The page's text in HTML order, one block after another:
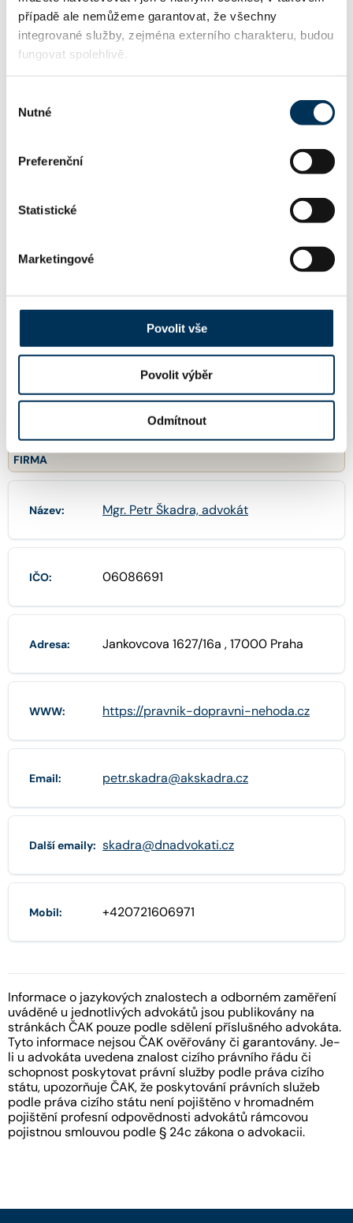
případě ale nemůžeme garantovat, že všechny
integrované služby, zejména externího charakteru, budou
fungovat spolehlivě.
souhlasu
Nutné
Preferenční
Statistické
Marketingové
Povolit vše
Povolit výběr
Odmítnout
TRVALE SPOLUPRACUJE S FIRMOU
Drobiš & Novotný, advokáti s.r.o.
Email:
skadra@dnadvokati.cz
+420721606971
FIRMA
Název: Mgr. Petr Škadra, advokát
IČO: 06086691
Adresa: Jankovcova 1627/16a , 17000 Praha
WWW: https://pravnik-dopravni-nehoda.cz
Email: petr.skadra@akskadra.cz
Další emaily: skadra@dnadvokati.cz
Mobil: +420721606971
Informace o jazykových znalostech a odborném zaměření
uváděné u jednotlivých advokátů jsou publikovány na
stránkách ČAK pouze podle sdělení příslušného advokáta.
Tyto informace nejsou ČAK ověřovány či garantovány. Je-
li u advokáta uvedena znalost cizího právního řádu či
schopnost poskytovat právní služby podle práva cizího
státu, upozorňuje ČAK, že poskytování právních služeb
podle práva cizího státu není pojištěno v hromadném
pojištění profesní odpovědnosti advokátů rámcovou
pojistnou smlouvou podle § 24c zákona o advokacii.